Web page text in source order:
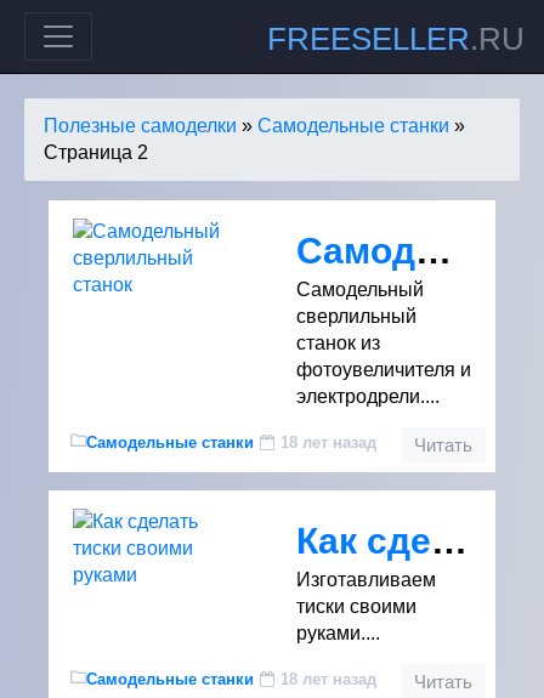
FREESELLER.RU
Полезные самоделки » Самодельные станки »
Страница 2
Самодельный сверлильный станок
Самодельный
сверлильный
станок из
фотоувеличителя и
электродрели....
Читать
Самодельные станки 18 лет назад
Как сделать тиски своими руками
Изготавливаем
тиски своими
руками....
Читать
Самодельные станки 18 лет назад